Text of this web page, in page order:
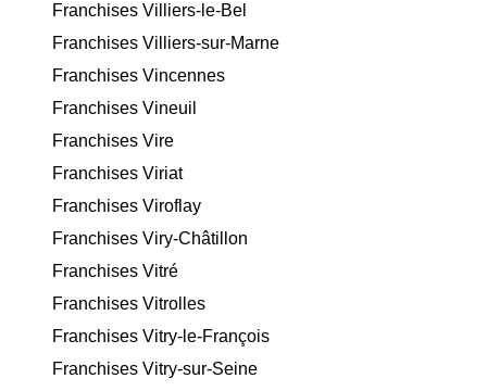
Franchises Villiers-le-Bel
Franchises Villiers-sur-Marne
Franchises Vincennes
Franchises Vineuil
Franchises Vire
Franchises Viriat
Franchises Viroflay
Franchises Viry-Châtillon
Franchises Vitré
Franchises Vitrolles
Franchises Vitry-le-François
Franchises Vitry-sur-Seine